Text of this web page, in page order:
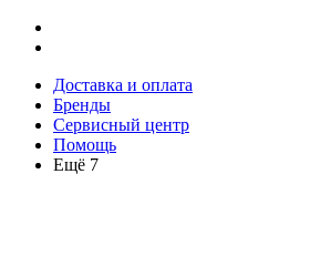
Доставка и оплата
Бренды
Сервисный центр
Помощь
Ещё 7